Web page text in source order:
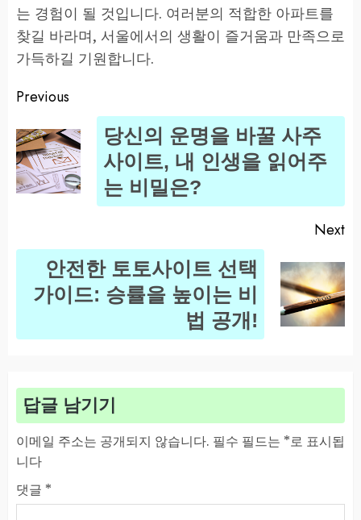
는 경험이 될 것입니다. 여러분의 적합한 아파트를
찾길 바라며, 서울에서의 생활이 즐거움과 만족으로
가득하길 기원합니다.
Post
navigation
Previous
당신의 운명을 바꿀 사주
사이트, 내 인생을 읽어주
는 비밀은?
Next
Next
post:
안전한 토토사이트 선택
가이드: 승률을 높이는 비
법 공개!
답글 남기기
이메일 주소는 공개되지 않습니다. 필수 필드는 *로 표시됩
니다
댓글 *